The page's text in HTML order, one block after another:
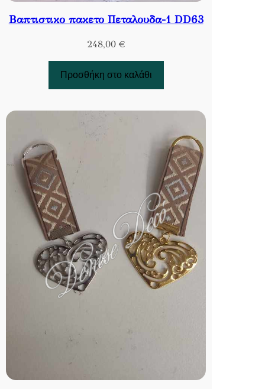
Βαπτιστικο πακετο Πεταλουδα-1 DD63
248,00 €
Προσθήκη στο καλάθι